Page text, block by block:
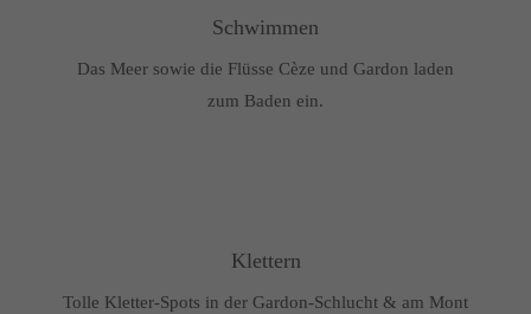
Schwimmen
Das Meer sowie die Flüsse Cèze und Gardon laden
zum Baden ein.
Klettern
Tolle Kletter-Spots in der Gardon-Schlucht & am Mont